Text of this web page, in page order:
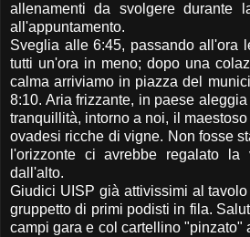
allenamenti da svolgere durante
all'appuntamento.
Sveglia alle 6:45, passando all'ora
tutti un'ora in meno; dopo una
calma arriviamo in piazza del
8:10. Aria frizzante, in paese
tranquillità, intorno a noi, il
ovadesi ricche di vigne. Non fosse
l'orizzonte ci avrebbe regalato la
dall'alto.
Giudici UISP già attivissimi al
gruppetto di primi podisti in fila.
campi gara e col cartellino "pinzato"